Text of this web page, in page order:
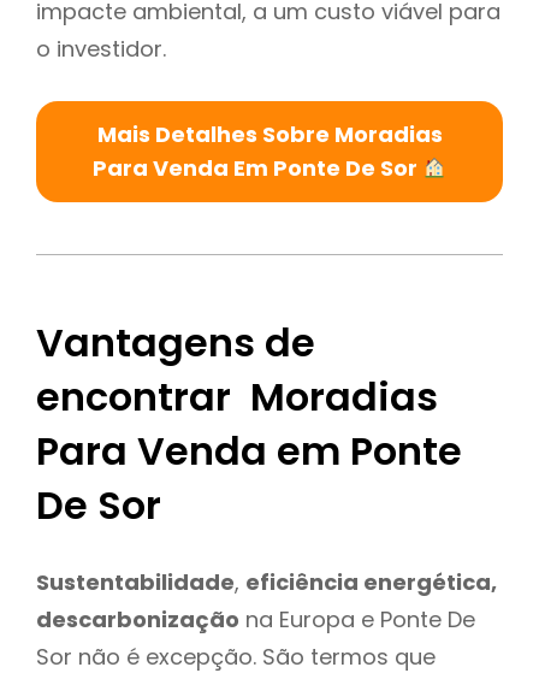
impacte ambiental, a um custo viável para
o investidor.
Mais Detalhes Sobre Moradias
Para Venda Em Ponte De Sor
Vantagens de
encontrar Moradias
Para Venda em Ponte
De Sor
Sustentabilidade, eficiência energética,
descarbonização na Europa e Ponte De
Sor não é excepção. São termos que